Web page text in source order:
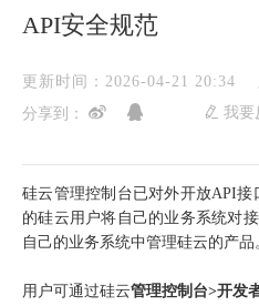
API安全规范
更新时间：2026-04-21 20:34
分享到：
我
硅云管理控制台已对外开放API
的硅云用户将自己的业务系统对
自己的业务系统中管理硅云的产品
用户可通过硅云管理控制台>开发